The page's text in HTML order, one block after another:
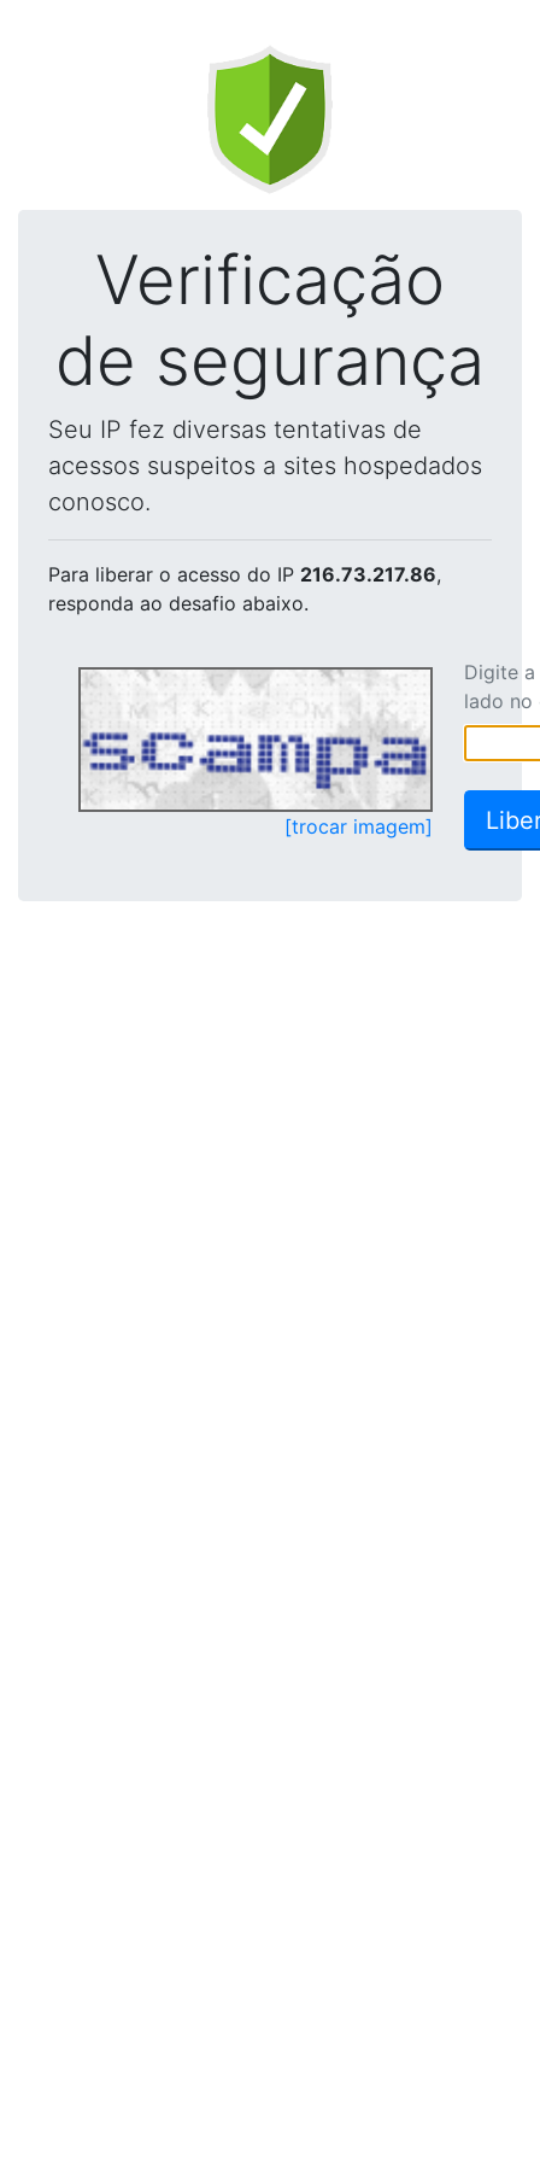
Verificação
de segurança
Seu IP fez diversas tentativas de
acessos suspeitos a sites hospedados
conosco.
Para liberar o acesso do IP 216.73.217.86,
responda ao desafio abaixo.
[trocar imagem]
Digite
lado no